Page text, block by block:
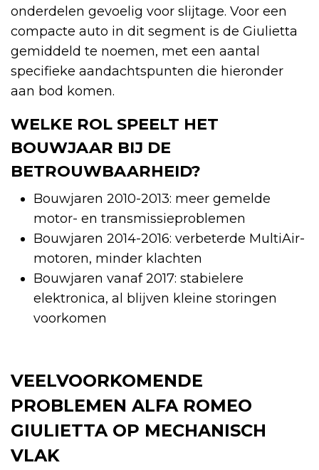
onderdelen gevoelig voor slijtage. Voor een
compacte auto in dit segment is de Giulietta
gemiddeld te noemen, met een aantal
specifieke aandachtspunten die hieronder
aan bod komen.
WELKE ROL SPEELT HET
BOUWJAAR BIJ DE
BETROUWBAARHEID?
Bouwjaren 2010-2013: meer gemelde
motor- en transmissieproblemen
Bouwjaren 2014-2016: verbeterde MultiAir-
motoren, minder klachten
Bouwjaren vanaf 2017: stabielere
elektronica, al blijven kleine storingen
voorkomen
VEELVOORKOMENDE
PROBLEMEN ALFA ROMEO
GIULIETTA OP MECHANISCH
VLAK